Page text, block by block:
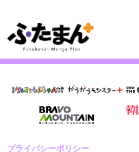
プライバシーポリシー